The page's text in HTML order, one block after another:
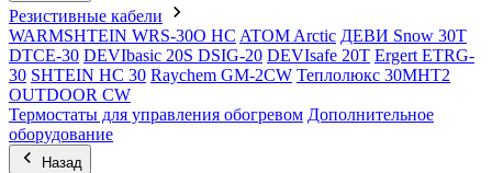
Резистивные кабели
WARMSHTEIN WRS-30O HC ATOM Arctic ДЕВИ Snow 30T
DTCE-30 DEVIbasic 20S DSIG-20 DEVIsafe 20T Ergert ETRG-
30 SHTEIN HC 30 Raychem GM-2CW Теплолюкс 30МНТ2
OUTDOOR CW
Термостаты для управления обогревом Дополнительное
оборудование
Назад